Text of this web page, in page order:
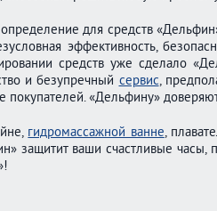
для средств
эффективность,
средств уже сделало
и безупречныйсервис,
покупателей. «Дельфину»
гидромассажной ванне,
защитит ваши счастливые часы,